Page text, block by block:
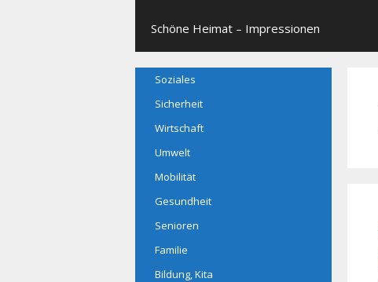
Schöne Heimat – Impressionen
Soziales
Sicherheit
Wirtschaft
Umwelt
Mobilität
Gesundheit
Senioren
Familie
Bildung, Kita